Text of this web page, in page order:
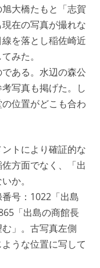
大橋たもと「志賀
在の写真が撮れな
を落とし稲佐崎近
みた。
ある。水辺の森公
写真も掲げた。し
位置がどこも合わ
トにより確証的な
方面でなく、「出
か。
号：1022「出島
「出島の商館長
」。古写真左側
うな位置に写して